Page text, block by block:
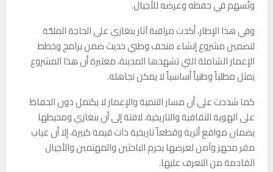
وتُسهم في حفظه وعرضه للأجيال.
وفي هذا الإطار، أكدت مراقبة آثار بنغازي على الحاجة الملحّة
لتضمين مشروع إنشاء متحف وطني حديث ضمن برامج وخطط
الإعمار الشاملة التي تشهدها المدينة، معتبرة أن هذا المشروع
يمثل مطلباً وطنياً أساسياً لا يمكن تجاهله.
كما شددت على أن مسار التنمية والإعمار لا يكتمل دون الحفاظ
على الهوية الثقافية والتاريخية، لافتة إلى أن بنغازي ومحيطها
يضمان مواقع أثرية وقطعاً تاريخية ذات قيمة كبيرة، إلا أن غياب
مقر مجهز وآمن لعرضها يحرم الباحثين والمهتمين والأجيال
القادمة من التعرف عليها.